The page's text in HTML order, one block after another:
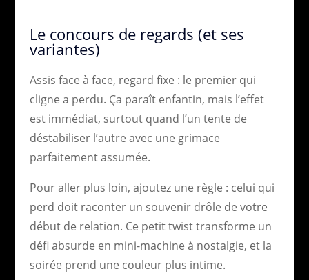
Le concours de regards (et ses
variantes)
Assis face à face, regard fixe : le premier qui
cligne a perdu. Ça paraît enfantin, mais l’effet
est immédiat, surtout quand l’un tente de
déstabiliser l’autre avec une grimace
parfaitement assumée.
Pour aller plus loin, ajoutez une règle : celui qui
perd doit raconter un souvenir drôle de votre
début de relation. Ce petit twist transforme un
défi absurde en mini-machine à nostalgie, et la
soirée prend une couleur plus intime.